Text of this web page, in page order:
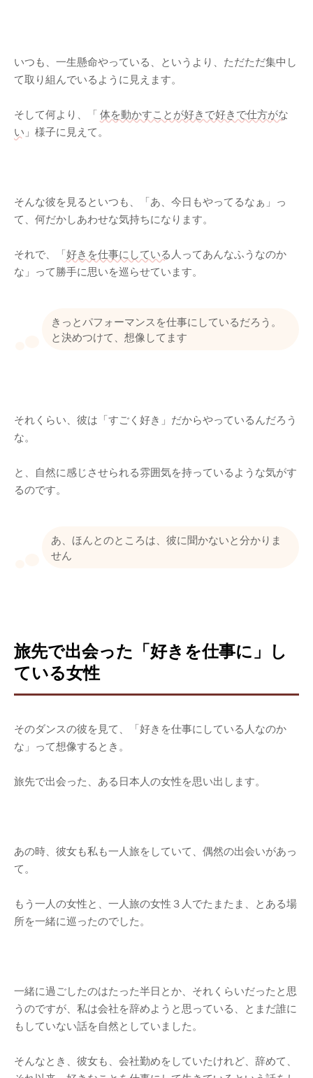
いつも、一生懸命やっている、というより、ただただ集中し
て取り組んでいるように見えます。
そして何より、「 体を動かすことが好きで好きで仕方がな
い 」様子に見えて。
そんな彼を見るといつも、「あ、今日もやってるなぁ」っ
て、何だかしあわせな気持ちになります。
それで、「好きを仕事にしている 人ってあんなふうなのか
な」って勝手に思いを巡らせています。
きっとパフォーマンスを仕事にしているだろう。
と決めつけて、想像してます
それくらい、彼は「すごく好き」だからやっているんだろう
な。
と、自然に感じさせられる雰囲気を持っているような気がす
るのです。
あ、ほんとのところは、彼に聞かないと分かりま
せん
旅先で出会った「好きを仕事に」し
ている女性
そのダンスの彼を見て、「好きを仕事にしている人なのか
な」って想像するとき。
旅先で出会った、ある日本人の女性を思い出します。
あの時、彼女も私も一人旅をしていて、偶然の出会いがあっ
て。
もう一人の女性と、一人旅の女性３人でたまたま、とある場
所を一緒に巡ったのでした。
一緒に過ごしたのはたった半日とか、それくらいだったと思
うのですが、私は会社を辞めようと思っている、とまだ誰に
もしていない話を自然としていました。
そんなとき、彼女も、会社勤めをしていたけれど、辞めて、